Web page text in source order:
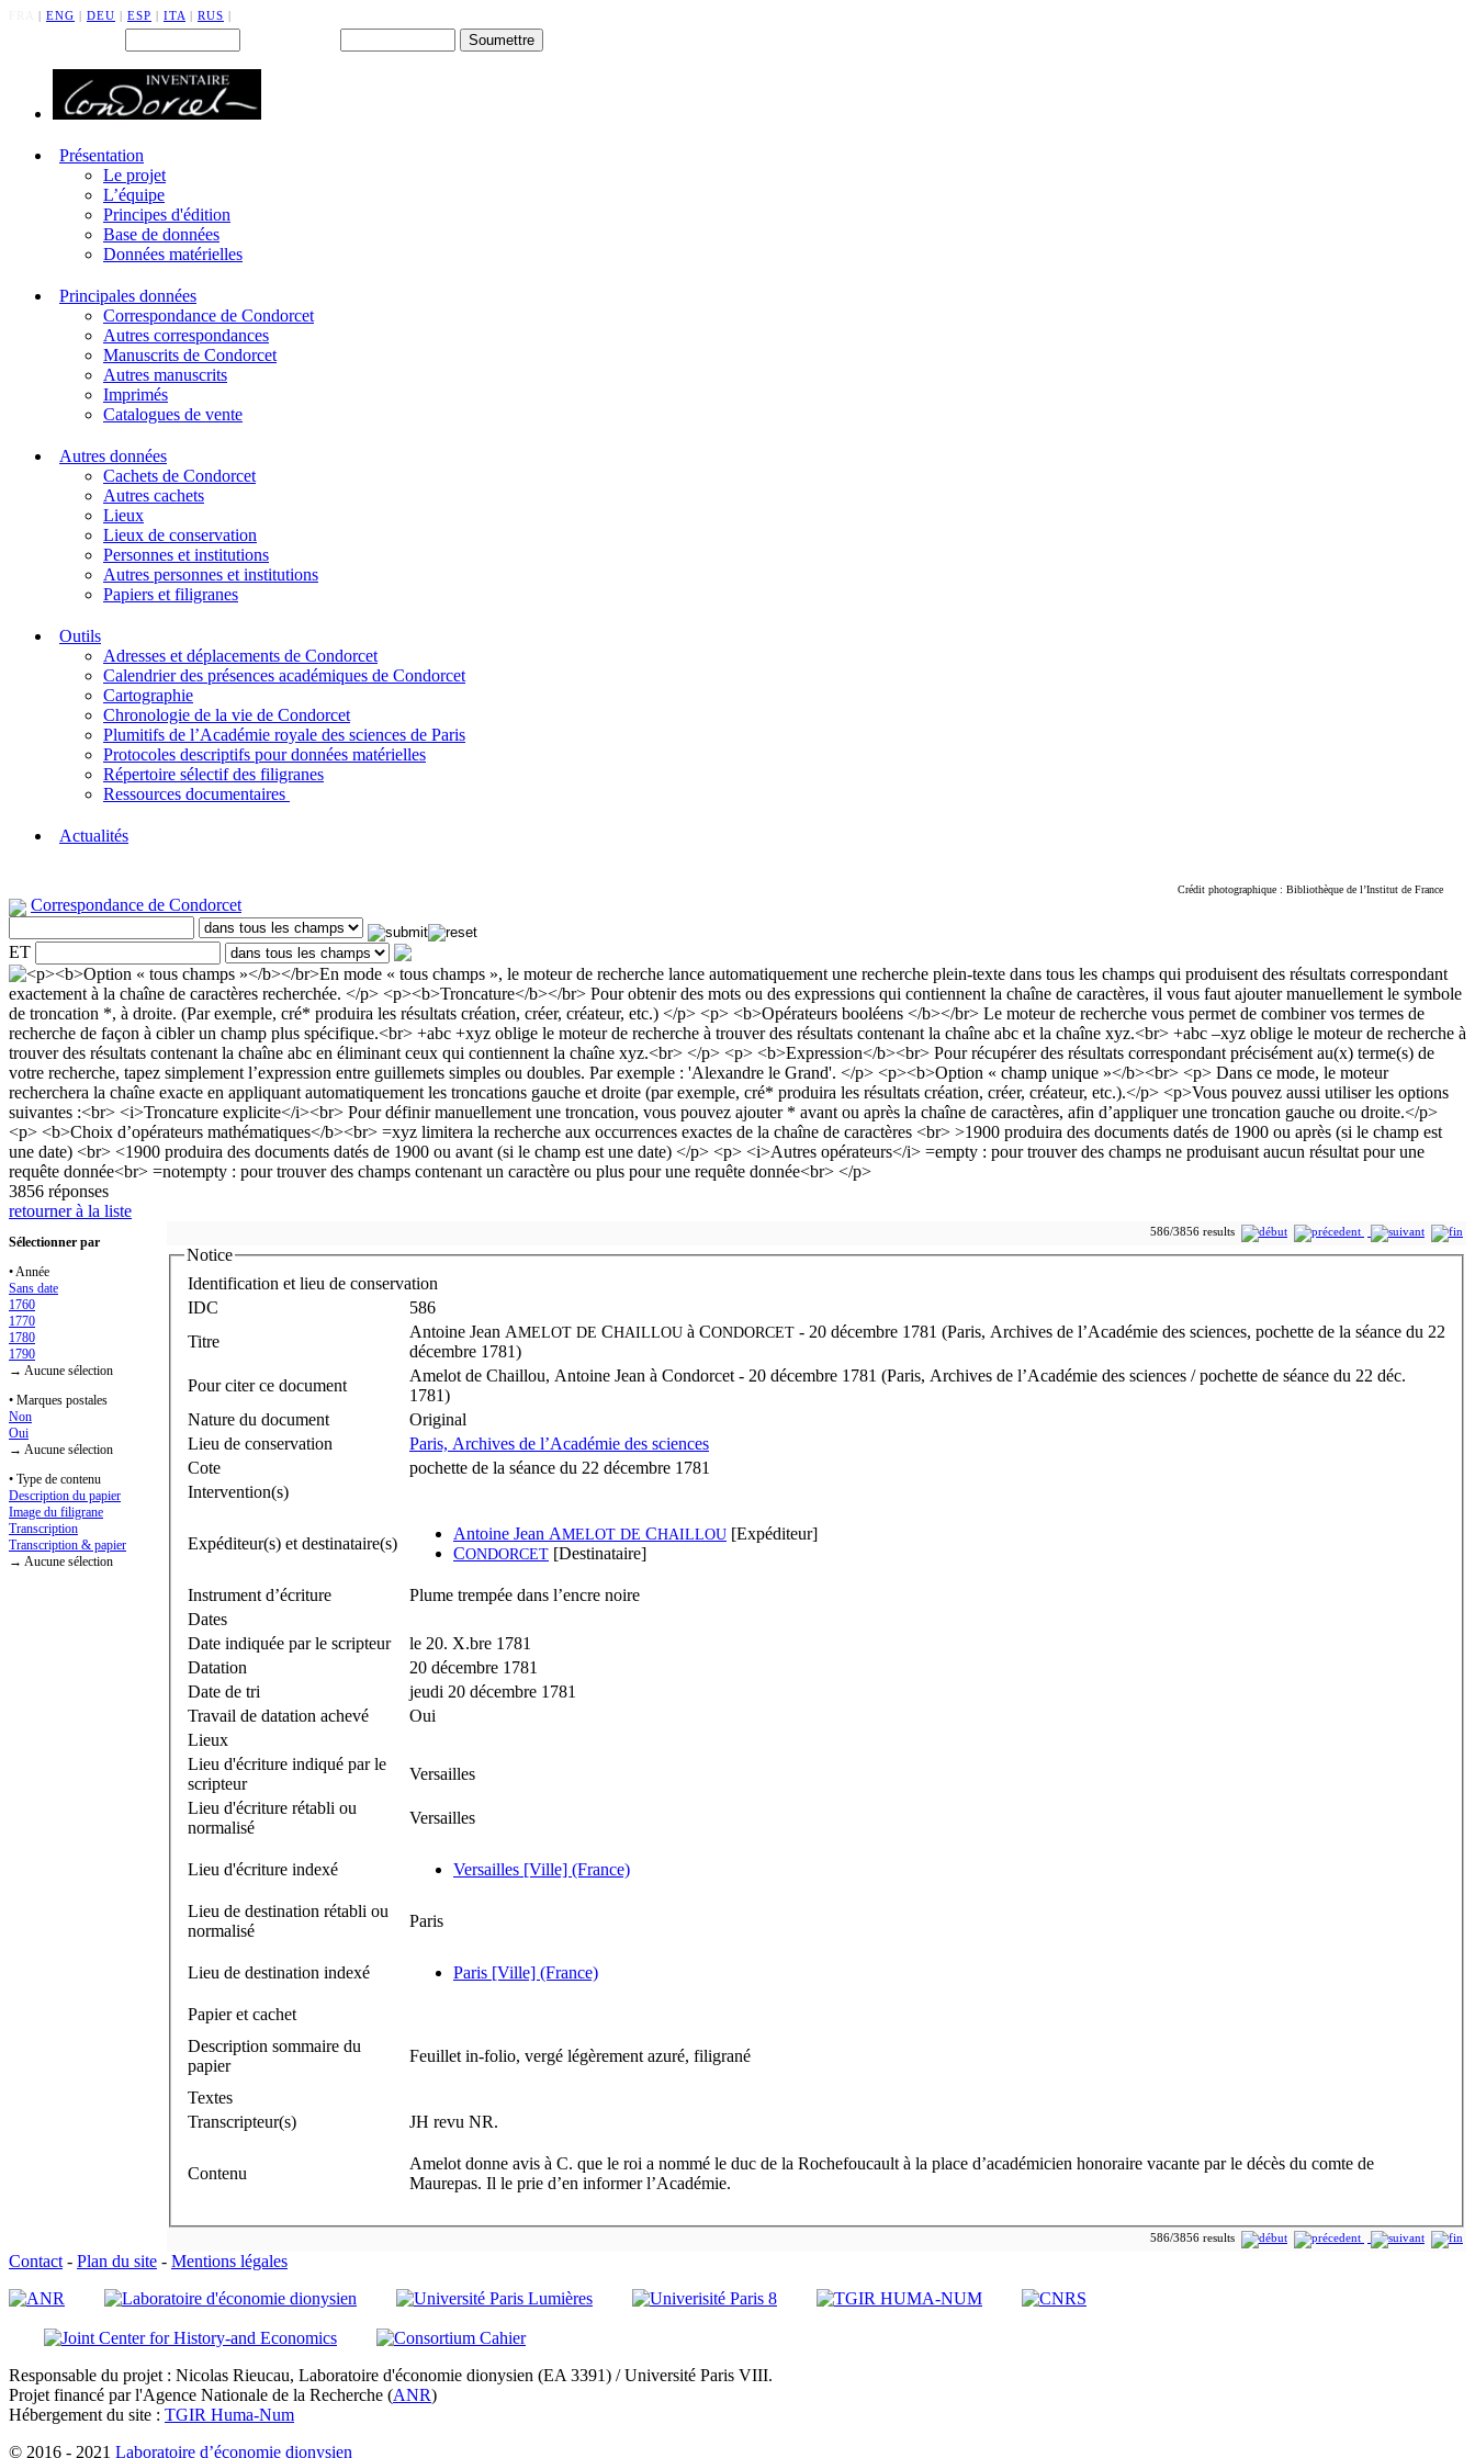
| ENG | DEU | ESP | ITA | RUS |
Présentation
Le projet
L’équipe
Principes d'édition
Base de données
Données matérielles
Principales données
Correspondance de Condorcet
Autres correspondances
Manuscrits de Condorcet
Autres manuscrits
Imprimés
Catalogues de vente
Autres données
Cachets de Condorcet
Autres cachets
Lieux
Lieux de conservation
Personnes et institutions
Autres personnes et institutions
Papiers et filigranes
Outils
Adresses et déplacements de Condorcet
Calendrier des présences académiques de Condorcet
Cartographie
Chronologie de la vie de Condorcet
Plumitifs de l’Académie royale des sciences de Paris
Protocoles descriptifs pour données matérielles
Répertoire sélectif des filigranes
Ressources documentaires
Actualités
Crédit photographique : Bibliothèque de l’Institut de France
Correspondance de Condorcet
ET
3856 réponses
retourner à la liste
Sélectionner par
• Année
Sans date
1760
1770
1780
1790
→ Aucune sélection
• Marques postales
Non
Oui
→ Aucune sélection
• Type de contenu
Description du papier
Image du filigrane
Transcription
Transcription & papier
→ Aucune sélection
586/3856 results
Notice
Identification et lieu de conservation
IDC
586
Titre
Antoine Jean AMELOT DE CHAILLOU à CONDORCET - 20 décembre 1781 (Paris, Archives de l’Académie des sciences, pochette de la séance du 22
décembre 1781)
Pour citer ce document
Amelot de Chaillou, Antoine Jean à Condorcet - 20 décembre 1781 (Paris, Archives de l’Académie des sciences / pochette de séance du 22 déc.
1781)
Nature du document
Original
Lieu de conservation
Paris, Archives de l’Académie des sciences
Cote
pochette de la séance du 22 décembre 1781
Intervention(s)
Expéditeur(s) et destinataire(s)
Antoine Jean AMELOT DE CHAILLOU [Expéditeur]
CONDORCET [Destinataire]
Instrument d’écriture
Plume trempée dans l’encre noire
Dates
Date indiquée par le scripteur
le 20. X.bre 1781
Datation
20 décembre 1781
Date de tri
jeudi 20 décembre 1781
Travail de datation achevé
Oui
Lieux
Lieu d'écriture indiqué par le
scripteur
Versailles
Lieu d'écriture rétabli ou
normalisé
Versailles
Lieu d'écriture indexé Versailles [Ville] (France)
Lieu de destination rétabli ou
normalisé
Paris
Lieu de destination indexé Paris [Ville] (France)
Papier et cachet
Description sommaire du
papier
Feuillet in-folio, vergé légèrement azuré, filigrané
Textes
Transcripteur(s)
JH revu NR.
Contenu
Amelot donne avis à C. que le roi a nommé le duc de la Rochefoucault à la place d’académicien honoraire vacante par le décès du comte de
Maurepas. Il le prie d’en informer l’Académie.
586/3856 results
Contact - Plan du site - Mentions légales
Responsable du projet : Nicolas Rieucau, Laboratoire d'économie dionysien (EA 3391) / Université Paris VIII.
Projet financé par l'Agence Nationale de la Recherche (ANR)
Hébergement du site : TGIR Huma-Num
© 2016 - 2021 Laboratoire d’économie dionysien